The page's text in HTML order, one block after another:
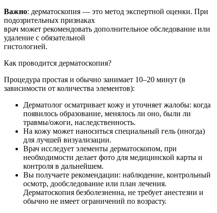
Важно: дерматоскопия — это метод экспертной оценки. При
подозрительных признаках
врач может рекомендовать дополнительное обследование или
удаление с обязательной
гистологией.
Как проводится дерматоскопия?
Процедура простая и обычно занимает 10–20 минут (в
зависимости от количества элементов):
Дерматолог осматривает кожу и уточняет жалобы: когда
появилось образование, менялось ли оно, были ли
травмы/ожоги, наследственность.
На кожу может наноситься специальный гель (иногда)
для лучшей визуализации.
Врач исследует элементы дерматоскопом, при
необходимости делает фото для медицинской карты и
контроля в дальнейшем.
Вы получаете рекомендации: наблюдение, контрольный
осмотр, дообследование или план лечения.
Дерматоскопия безболезненна, не требует анестезии и
обычно не имеет ограничений по возрасту.